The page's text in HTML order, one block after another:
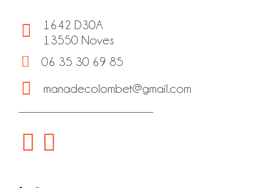
1642 D30A
13550 Noves
06 35 30 69 85
manadecolombet@gmail.com
fab fa-facebook